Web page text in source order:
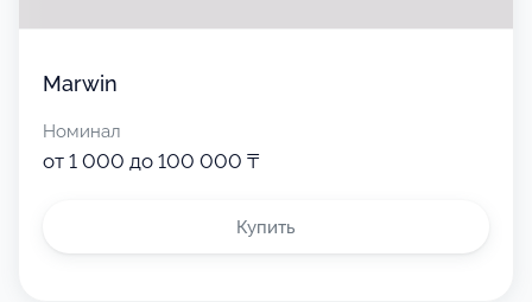
Marwin
Номинал
от 1 000 до 100 000 ₸
Купить